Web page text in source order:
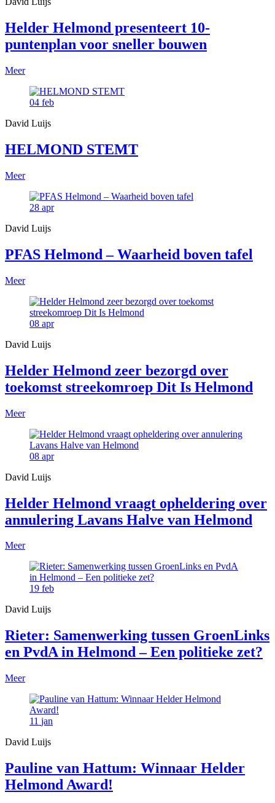
Helder Helmond presenteert 10-
puntenplan voor sneller bouwen
Meer
04 feb
David Luijs
HELMOND STEMT
Meer
28 apr
David Luijs
PFAS Helmond – Waarheid boven tafel
Meer
08 apr
David Luijs
Helder Helmond zeer bezorgd over
toekomst streekomroep Dit Is Helmond
Meer
08 apr
David Luijs
Helder Helmond vraagt opheldering over
annulering Lavans Halve van Helmond
Meer
19 feb
David Luijs
Rieter: Samenwerking tussen GroenLinks
en PvdA in Helmond – Een politieke zet?
Meer
11 jan
David Luijs
Pauline van Hattum: Winnaar Helder
Helmond Award!